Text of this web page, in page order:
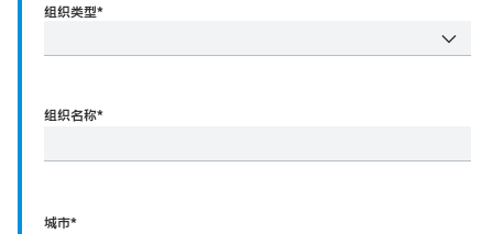
组织类型*
组织名称*
城市*